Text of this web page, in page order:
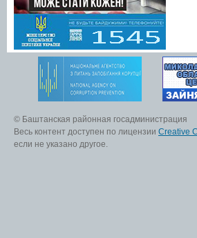
© Баштанская районная госадминистрация
Весь контент доступен по лицензии Creative
если не указано другое.